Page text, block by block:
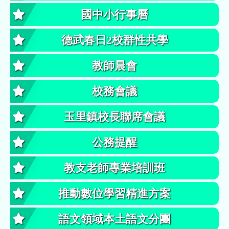
國中小行事曆
德武春日2校群性共學
教師晨會
校務會議
玉里鎮校長聯席會議
公務提醒
教支老師專業培訓班
推動數位學習精進方案
語文領域本土語文分團